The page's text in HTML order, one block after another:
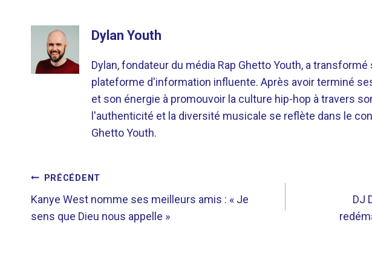
Dylan Youth
Dylan, fondateur du média Rap Ghetto Youth, a
plateforme d'information influente. Après avoir terminé
et son énergie à promouvoir la culture hip-hop à travers
l'authenticité et la diversité musicale se reflète dans le
Ghetto Youth.
NAVIGATION
DE
PRÉCÉDENT
Kanye West nomme ses meilleurs amis : « Je
sens que Dieu nous appelle »
DJ